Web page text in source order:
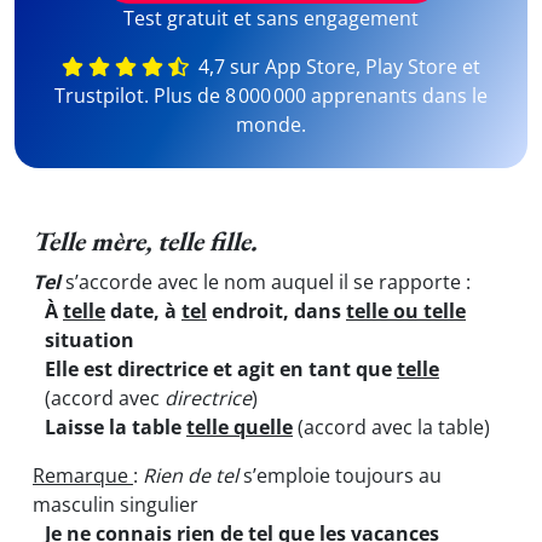
Test gratuit et sans engagement
4,7 sur App Store, Play Store et
Trustpilot. Plus de 8 000 000 apprenants dans le
monde.
Telle mère, telle fille.
Tels’accorde avec le nom auquel il se rapporte :
Àtelledate, à tel endroit, danstelle ou telle
situation
Elle est directrice et agit en tant quetelle
(accord avec directrice)
Laisse la tabletelle quelle(accord avec la table)
Remarque : Rien de tels’emploie toujours au
masculin singulier
Je ne connais rien de tel que les vacances